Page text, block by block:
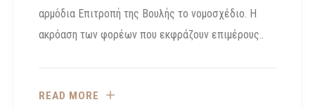
αρμόδια Επιτροπή της Βουλής το νομοσχέδιο. Η
ακρόαση των φορέων που εκφράζουν επιμέρους..
READ MORE